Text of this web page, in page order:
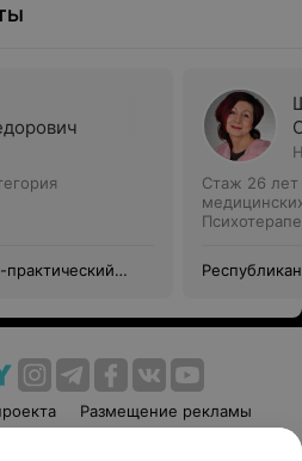
практический
Стаж 26 лет
Размещение рекламы